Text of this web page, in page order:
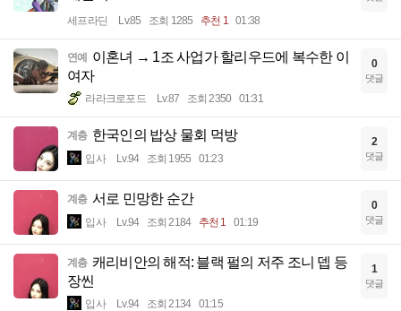
세프라딘 Lv.85 조회 1285 추천 1 01:38
연예 이혼녀 → 1조 사업가 할리우드에 복수한 이
여자
라라크로포드 Lv.87 조회 2350 01:31
0
댓글
계층 한국인의 밥상 물회 먹방
입사 Lv.94 조회 1955 01:23
2
댓글
계층 서로 민망한 순간
입사 Lv.94 조회 2184 추천 1 01:19
0
댓글
계층 캐리비안의 해적: 블랙 펄의 저주 조니 뎁 등
장씬
입사 Lv.94 조회 2134 01:15
1
댓글